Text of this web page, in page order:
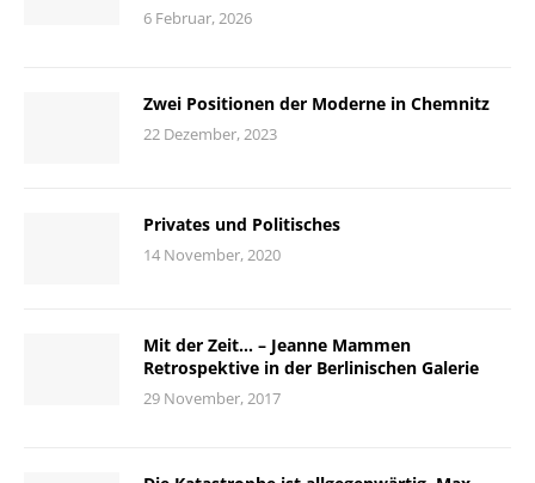
6 Februar, 2026
Zwei Positionen der Moderne in Chemnitz
22 Dezember, 2023
Privates und Politisches
14 November, 2020
Mit der Zeit… – Jeanne Mammen
Retrospektive in der Berlinischen Galerie
29 November, 2017